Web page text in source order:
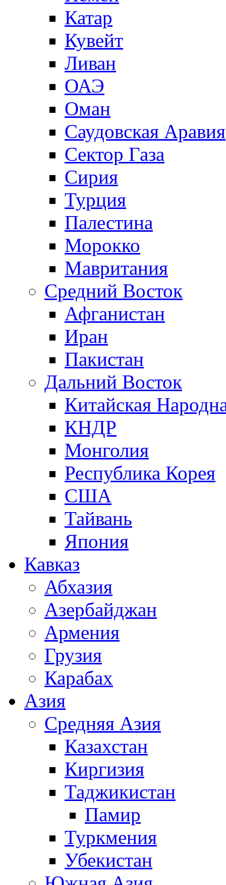
Катар
Кувейт
Ливан
ОАЭ
Оман
Саудовская Аравия
Сектор Газа
Сирия
Турция
Палестина
Морокко
Мавритания
Средний Восток
Афганистан
Иран
Пакистан
Дальний Восток
Китайская
КНДР
Монголия
Республика Корея
США
Тайвань
Япония
Кавказ
Абхазия
Азербайджан
Армения
Грузия
Карабах
Азия
Средняя Азия
Казахстан
Киргизия
Таджикистан
Памир
Туркмения
Убекистан